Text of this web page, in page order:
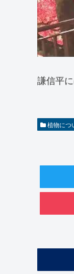
謙信平
植物につ